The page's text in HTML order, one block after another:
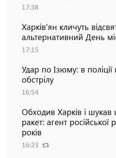
17:38
Харків'ян кличуть
альтернативний День
17:15
Удар по Ізюму: в поліції
обстрілу
16:54
Обходив Харків і шукав
ракет: агент російської
років
16:23